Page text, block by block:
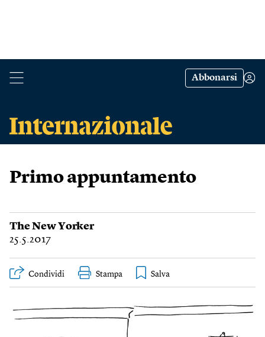
Abbonarsi
Primo appuntamento
The New Yorker
25.5.2017
Condividi Stampa